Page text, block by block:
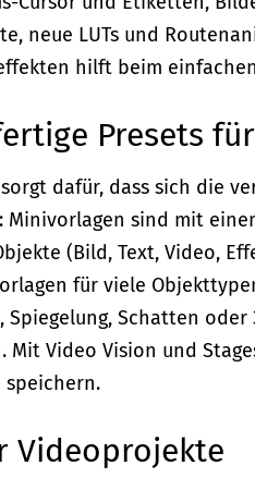
neue LUTs und
hilft beim
Presets
dafür, dass sich die
sind mit
(Bild, Text, Video,
für viele
Spiegelung, Schatten
Video Vision und
Videoprojekte